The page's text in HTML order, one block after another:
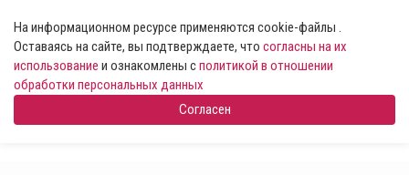
На информационном ресурсе применяются cookie-файлы .
Оставаясь на сайте, вы подтверждаете, что согласны на их
использование и ознакомлены сполитикой в отношении
обработки персональных данных
Согласен